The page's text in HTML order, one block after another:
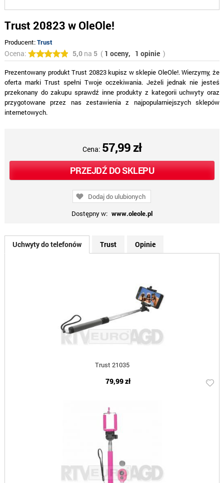
Trust 20823 w OleOle!
Producent:Trust
Ocena: 5,0na 5( 1 oceny, 1 opinie )
Prezentowany produkt Trust 20823 kupisz w sklepie OleOle!. Wierzymy, że
oferta marki Trust spełni Twoje oczekiwania. Jeżeli jednak nie jesteś
przekonany do zakupu sprawdź inne produkty z kategorii uchwyty oraz
przygotowane przez nas zestawienia z najpopularniejszych sklepów
internetowych.
Cena: 57,99 zł
PRZEJDŹ DO SKLEPU
Dodaj do ulubionych
Dostępny w: www.oleole.pl
Uchwyty do telefonów Trust Opinie
Trust 21035
79,99 zł